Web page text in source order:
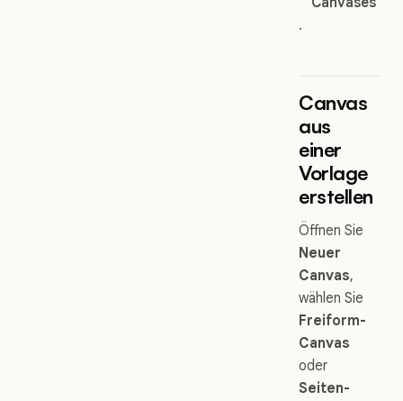
.
Canvas
aus
einer
Vorlage
erstellen
Öffnen Sie
Neuer
Canvas,
wählen Sie
Freiform-
Canvas
oder
Seiten-